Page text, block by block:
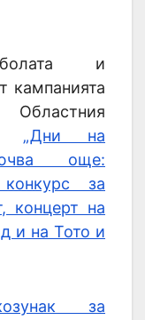
и
кампанията
„Дни на
още:
за
концерт на
и на Тото и
за